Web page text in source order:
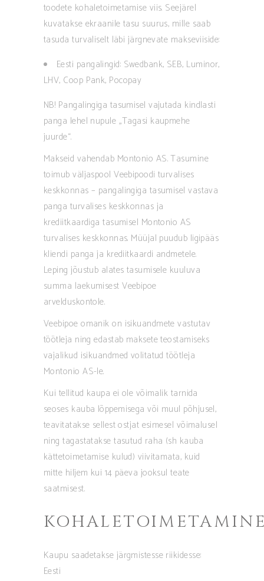
toodete kohaletoimetamise viis. Seejärel
kuvatakse ekraanile tasu suurus, mille saab
tasuda turvaliselt läbi järgnevate makseviiside:
Eesti pangalingid: Swedbank, SEB, Luminor,
LHV, Coop Pank, Pocopay
NB! Pangalingiga tasumisel vajutada kindlasti
panga lehel nupule „Tagasi kaupmehe
juurde“.
Makseid vahendab Montonio AS. Tasumine
toimub väljaspool Veebipoodi turvalises
keskkonnas – pangalingiga tasumisel vastava
panga turvalises keskkonnas ja
krediitkaardiga tasumisel Montonio AS
turvalises keskkonnas. Müüjal puudub ligipääs
kliendi panga ja krediitkaardi andmetele.
Leping jõustub alates tasumisele kuuluva
summa laekumisest Veebipoe
arvelduskontole.
Veebipoe omanik on isikuandmete vastutav
töötleja ning edastab maksete teostamiseks
vajalikud isikuandmed volitatud töötleja
Montonio AS-le.
Kui tellitud kaupa ei ole võimalik tarnida
seoses kauba lõppemisega või muul põhjusel,
teavitatakse sellest ostjat esimesel võimalusel
ning tagastatakse tasutud raha (sh kauba
kättetoimetamise kulud) viivitamata, kuid
mitte hiljem kui 14 päeva jooksul teate
saatmisest.
Kaupu saadetakse järgmistesse riikidesse:
Eesti